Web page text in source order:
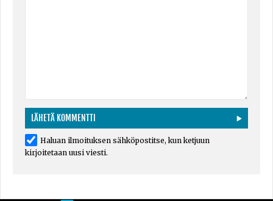
Haluan ilmoituksen sähköpostitse, kun ketjuun
kirjoitetaan uusi viesti.